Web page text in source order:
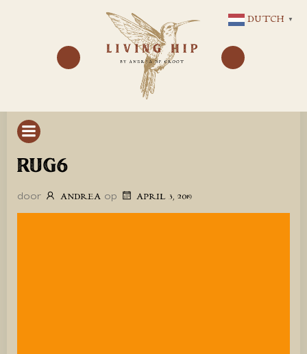
NAAR
DE
INHOUD
RUG6
door ANDREA op APRIL 3, 2019
DUTCH ▼